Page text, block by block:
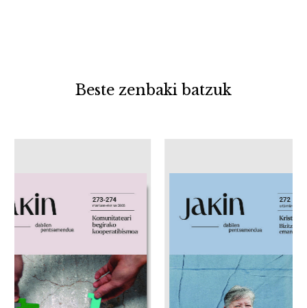
Beste zenbaki batzuk